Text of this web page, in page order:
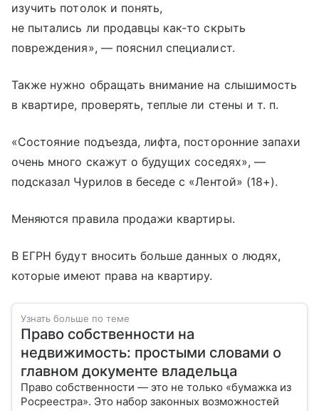
изучить потолок и понять,
не пытались ли продавцы как-то скрыть
повреждения», — пояснил специалист.
Также нужно обращать внимание на слышимость
в квартире, проверять, теплые ли стены и т. п.
«Состояние подъезда, лифта, посторонние запахи
очень много скажут о будущих соседях», —
подсказал Чурилов в беседе с «Лентой» (18+).
Меняются правила продажи квартиры.
В ЕГРН будут вносить больше данных о людях,
которые имеют права на квартиру.
Узнать больше по теме
Право собственности на
недвижимость: простыми словами о
главном документе владельца
Право собственности — это не только «бумажка из
Росреестра». Это набор законных возможностей